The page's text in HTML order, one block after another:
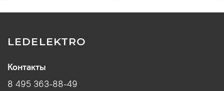
LEDELEKTRO
Контакты
8 495 363-88-49